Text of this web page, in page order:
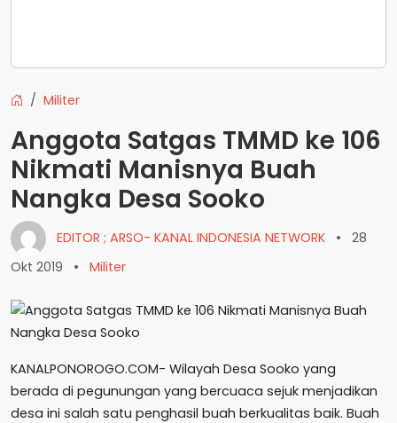
Militer
Anggota Satgas TMMD ke 106
Nikmati Manisnya Buah
Nangka Desa Sooko
EDITOR ; ARSO- KANAL INDONESIA NETWORK •
28
Okt 2019
• Militer
KANALPONOROGO.COM- Wilayah Desa Sooko yang
berada di pegunungan yang bercuaca sejuk menjadikan
desa ini salah satu penghasil buah berkualitas baik. Buah